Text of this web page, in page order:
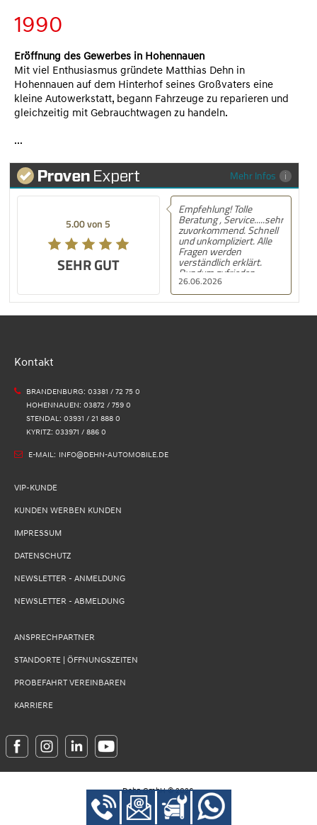
1990
Eröffnung des Gewerbes in Hohennauen
Mit viel Enthusiasmus gründete Matthias Dehn in
Hohennauen auf dem Hinterhof seines Großvaters eine
kleine Autowerkstatt, begann Fahrzeuge zu reparieren und
gleichzeitig mit Gebrauchtwagen zu handeln.
...
Mehr Infos
5.00 von 5
SEHR GUT
26.06.2026
Empfehlung! Tolle
Beratung , Service.....sehr
zuvorkommend. Schnell
und unkompliziert. Alle
Fragen werden
verständlich erklärt.
Rundum zufrieden.
Kontakt
BRANDENBURG: 03381 / 72 75 0
HOHENNAUEN: 03872 / 759 0
STENDAL: 03931 / 21 888 0
KYRITZ: 033971 / 886 0
E-MAIL: INFO@DEHN-AUTOMOBILE.DE
VIP-KUNDE
KUNDEN WERBEN KUNDEN
IMPRESSUM
DATENSCHUTZ
NEWSLETTER - ANMELDUNG
NEWSLETTER - ABMELDUNG
ANSPRECHPARTNER
STANDORTE | ÖFFNUNGSZEITEN
PROBEFAHRT VEREINBAREN
KARRIERE
Dehn GmbH © 2026